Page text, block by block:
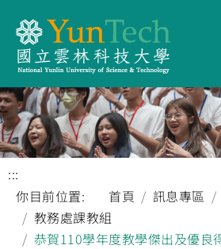
:::
你目前位置:
首頁 訊息專區
教務處課教組
恭賀110學年度教學傑出及優良